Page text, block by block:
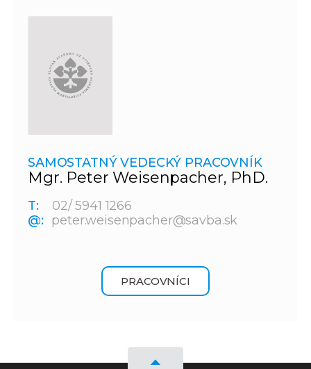
SAMOSTATNÝ VEDECKÝ PRACOVNÍK
Mgr. Peter Weisenpacher, PhD.
T:
02/ 5941 1266
@: peter.weisenpacher@savba.sk
PRACOVNÍCI